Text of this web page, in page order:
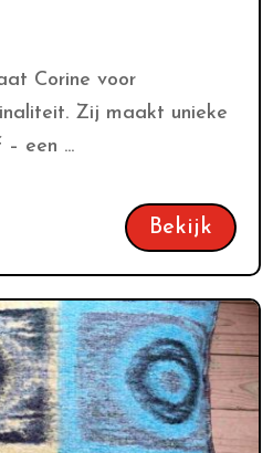
Corine voor
Zij maakt unieke
een ...
Bekijk